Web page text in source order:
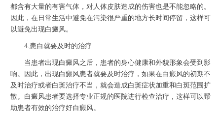
都含有大量的有害气体，对人体皮肤造成的伤害也是不能忽略的。
因此，在日常生活中避免在污染很严重的地方长时间停留，这样可
以避免出现白癜风。
4.患白就要及时的治疗
当患者出现白癜风之后，患者的身心健康和外貌形象会受到影
响。因此，出现白癜风患者就要及时治疗，如果在白癜风的初期不
及时治疗或者白斑治疗不当，就会造成白斑症状加重和白斑范围扩
散。白癜风患者要选择专业正规的医院进行检查治疗，这样可以帮
助患者有效的治疗好白癜风。